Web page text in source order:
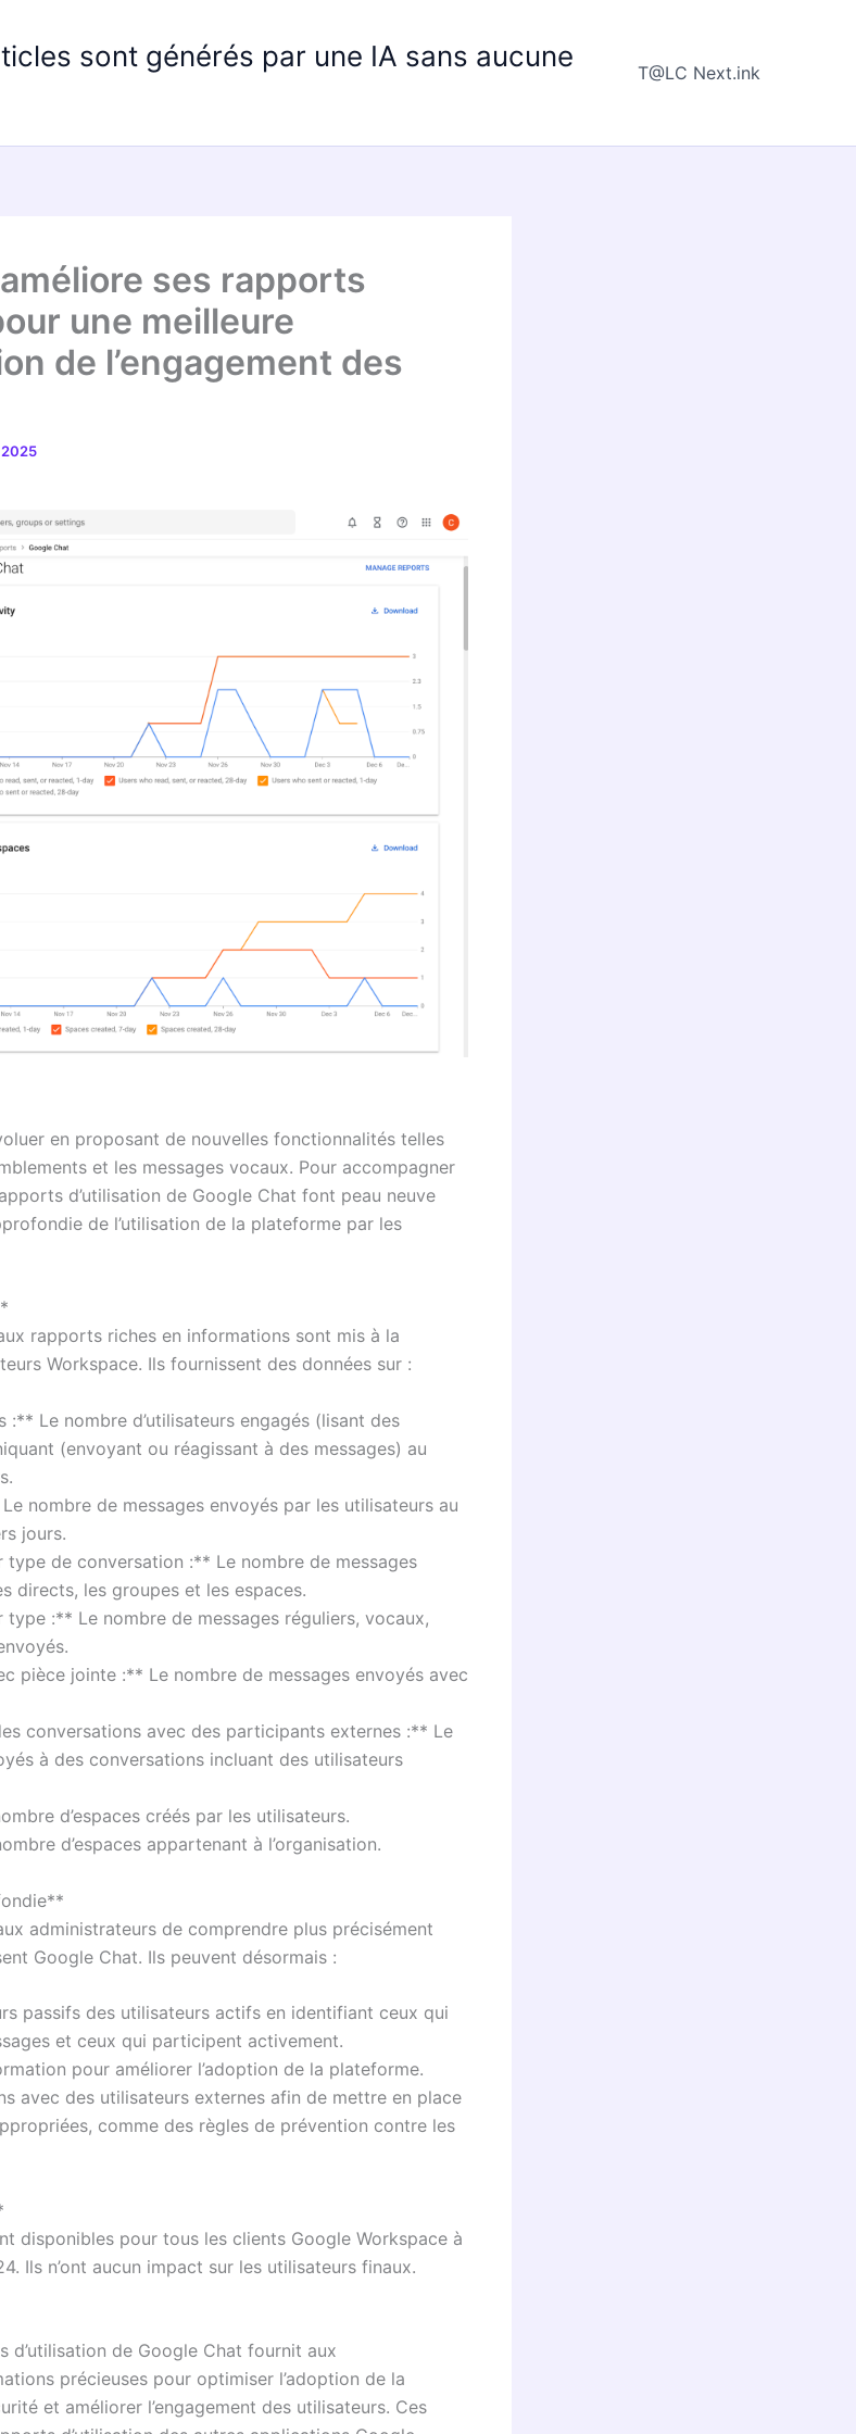
sont générés par une IA sans aucune
T@LC Next.ink
ses rapports
une meilleure
de l’engagement des
2025
en proposant de nouvelles fonctionnalités telles
et les messages vocaux. Pour accompagner
d’utilisation de Google Chat font peau neuve
de l’utilisation de la plateforme par les
rapports riches en informations sont mis à la
Workspace. Ils fournissent des données sur :
Le nombre d’utilisateurs engagés (lisant des
(envoyant ou réagissant à des messages) au
nombre de messages envoyés par les utilisateurs au
jours.
type de conversation :** Le nombre de messages
directs, les groupes et les espaces.
type :** Le nombre de messages réguliers, vocaux,
pièce jointe :** Le nombre de messages envoyés avec
conversations avec des participants externes :** Le
à des conversations incluant des utilisateurs
d’espaces créés par les utilisateurs.
d’espaces appartenant à l’organisation.
administrateurs de comprendre plus précisément
Google Chat. Ils peuvent désormais :
passifs des utilisateurs actifs en identifiant ceux qui
et ceux qui participent activement.
pour améliorer l’adoption de la plateforme.
avec des utilisateurs externes afin de mettre en place
comme des règles de prévention contre les
disponibles pour tous les clients Google Workspace à
Ils n’ont aucun impact sur les utilisateurs finaux.
d’utilisation de Google Chat fournit aux
précieuses pour optimiser l’adoption de la
et améliorer l’engagement des utilisateurs. Ces